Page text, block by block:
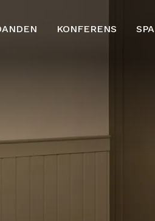
KONFERENS SPA